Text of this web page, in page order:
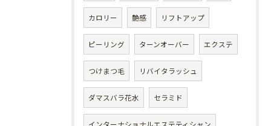
カロリー 艶感 リフトアップ
ピーリング ターンオーバー エクステ
つけまつ毛 リバイタラッシュ
ダマスバラ花水 セラミド